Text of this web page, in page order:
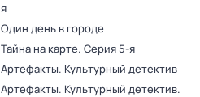
я
Один день в городе
Тайна на карте. Серия 5-я
Артефакты. Культурный детектив
Артефакты. Культурный детектив.